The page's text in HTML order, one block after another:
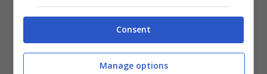
finestra di vendita,si sono verificati alcuni
Si tratta poi della prima
volta in cui i tifosi possono acquistare
Consent
Manage options